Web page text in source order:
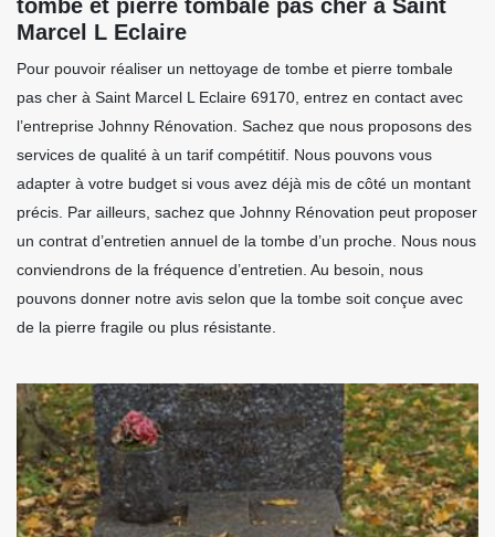
tombe et pierre tombale pas cher à Saint
Marcel L Eclaire
Pour pouvoir réaliser un nettoyage de tombe et pierre tombale
pas cher à Saint Marcel L Eclaire 69170, entrez en contact avec
l’entreprise Johnny Rénovation. Sachez que nous proposons des
services de qualité à un tarif compétitif. Nous pouvons vous
adapter à votre budget si vous avez déjà mis de côté un montant
précis. Par ailleurs, sachez que Johnny Rénovation peut proposer
un contrat d’entretien annuel de la tombe d’un proche. Nous nous
conviendrons de la fréquence d’entretien. Au besoin, nous
pouvons donner notre avis selon que la tombe soit conçue avec
de la pierre fragile ou plus résistante.